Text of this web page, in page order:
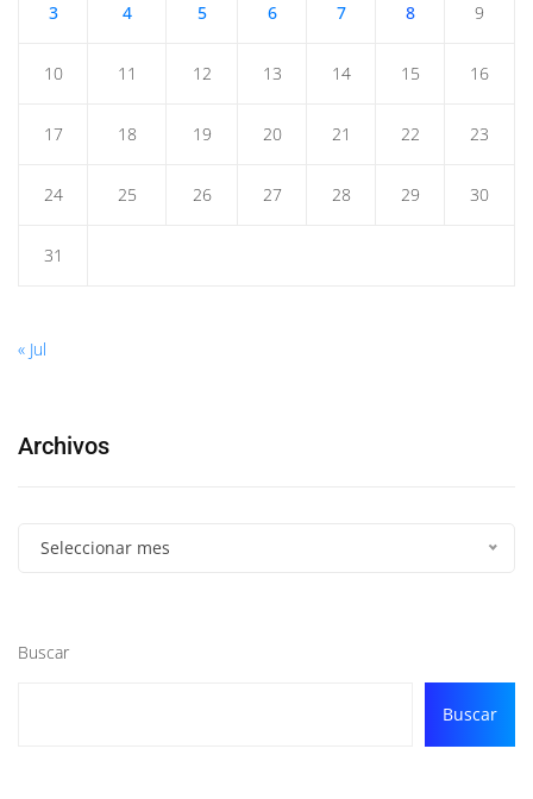
3 4 5 6 7 8 9
10 11 12 13 14 15 16
17 18 19 20 21 22 23
24 25 26 27 28 29 30
31
« Jul
Archivos
Seleccionar mes
Buscar
Buscar